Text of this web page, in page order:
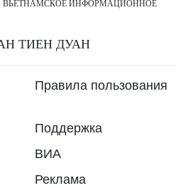
ВЬЕТНАМСКОЕ ИНФОРМАЦИОННОЕ
ТИЕН ДУАН
Правила пользования
Поддержка
ВИА
Реклама